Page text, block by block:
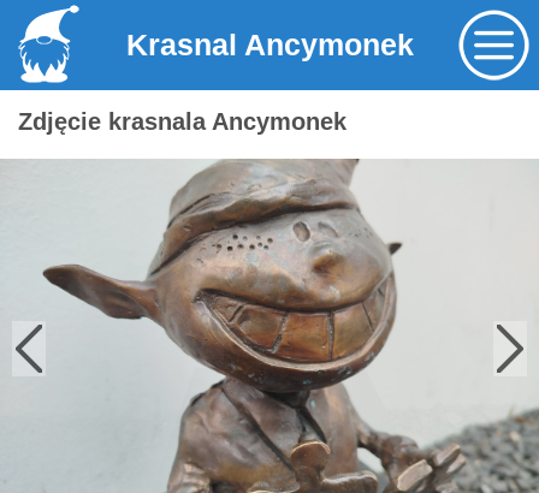
Krasnal Ancymonek
Zdjęcie krasnala Ancymonek